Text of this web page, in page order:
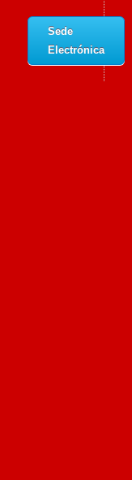
Sede
Electrónica